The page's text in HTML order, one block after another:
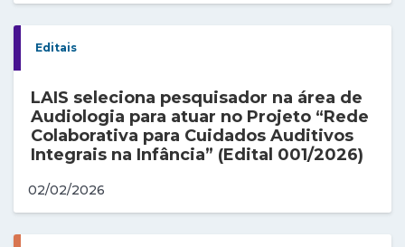
Editais
LAIS seleciona pesquisador na área de
Audiologia para atuar no Projeto “Rede
Colaborativa para Cuidados Auditivos
Integrais na Infância” (Edital 001/2026)
02/02/2026